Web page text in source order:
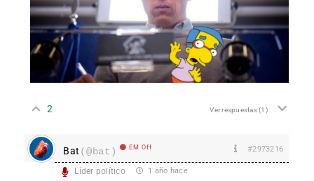
2 Ver respuestas(1)
Bat (@bat) EM Off #2973216
Líder político 1 año hace